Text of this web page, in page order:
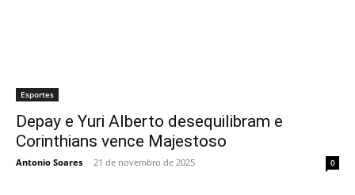
Esportes
Depay e Yuri Alberto desequilibram e
Corinthians vence Majestoso
Antonio Soares - 21 de novembro de 2025 0